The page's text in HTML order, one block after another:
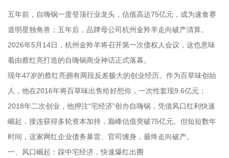
五年前，自嗨锅一度登顶行业龙头，估值高达75亿元，成为速食赛
道明星独角兽；五年后，品牌母公司杭州金羚羊走向破产清算。
2026年5月14日，杭州金羚羊将召开第一次债权人会议，这也意味
着由蔡红亮打造的自嗨锅商业神话正式落幕。
现年47岁的蔡红亮拥有两段反差极大的创业经历。作为百草味创始
人，他在2016年将百草味出售给好想你，一次性套现9.6亿元；
2018年二次创业，他押注“宅经济”创办自嗨锅，凭借风口红利快速
崛起，接连获得多轮资本加持，巅峰估值突破75亿元。但短短数年
时间，这家网红企业债务暴雷、官司缠身，最终走向破产。
一、风口崛起：踩中宅经济，快速爆红出圈